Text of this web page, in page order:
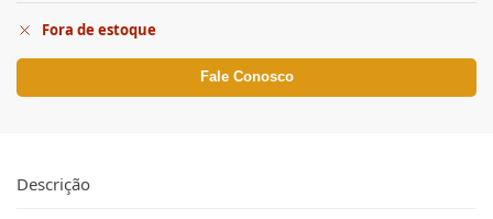
Fora de estoque
Fale Conosco
Descrição